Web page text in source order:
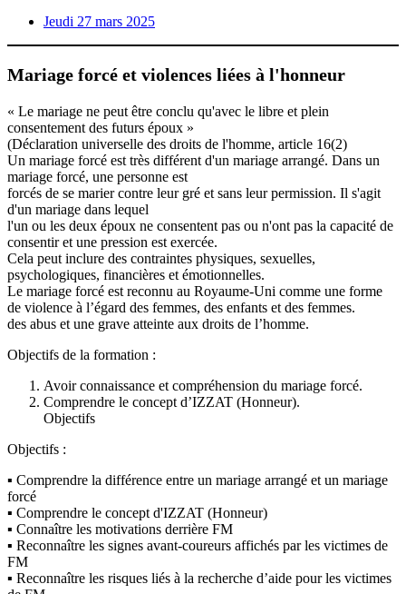
Jeudi 27 mars 2025
Mariage forcé et violences liées à l'honneur
« Le mariage ne peut être conclu qu'avec le libre et plein
consentement des futurs époux »
(Déclaration universelle des droits de l'homme, article 16(2)
Un mariage forcé est très différent d'un mariage arrangé. Dans un
mariage forcé, une personne est
forcés de se marier contre leur gré et sans leur permission. Il s'agit
d'un mariage dans lequel
l'un ou les deux époux ne consentent pas ou n'ont pas la capacité de
consentir et une pression est exercée.
Cela peut inclure des contraintes physiques, sexuelles,
psychologiques, financières et émotionnelles.
Le mariage forcé est reconnu au Royaume-Uni comme une forme
de violence à l’égard des femmes, des enfants et des femmes.
des abus et une grave atteinte aux droits de l’homme.
Objectifs de la formation :
Avoir connaissance et compréhension du mariage forcé.
Comprendre le concept d’IZZAT (Honneur).
Objectifs
Objectifs :
▪ Comprendre la différence entre un mariage arrangé et un mariage
forcé
▪ Comprendre le concept d'IZZAT (Honneur)
▪ Connaître les motivations derrière FM
▪ Reconnaître les signes avant-coureurs affichés par les victimes de
FM
▪ Reconnaître les risques liés à la recherche d’aide pour les victimes